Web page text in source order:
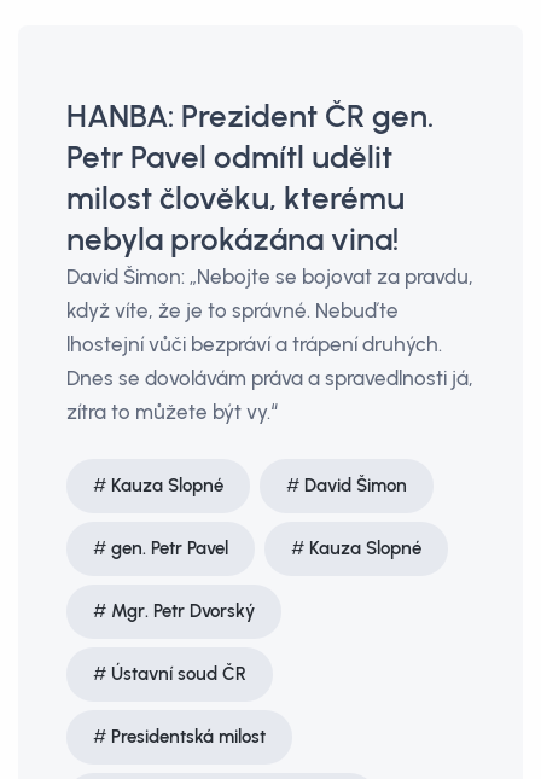
HANBA: Prezident ČR gen.
Petr Pavel odmítl udělit
milost člověku, kterému
nebyla prokázána vina!
David Šimon: „Nebojte se bojovat za pravdu,
když víte, že je to správné. Nebuďte
lhostejní vůči bezpráví a trápení druhých.
Dnes se dovolávám práva a spravedlnosti já,
zítra to můžete být vy.“
Kauza Slopné David Šimon
gen. Petr Pavel Kauza Slopné
Mgr. Petr Dvorský
Ústavní soud ČR
Presidentská milost